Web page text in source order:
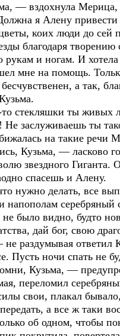
— вздохнула Мерица,
я Алену привести
коих люди до сей
благодаря
рукам и ногам. И
мне на помощь.
а так,
стекляшки ты живых
Не заслуживаешь ты
на такие речи
Кузьма, — ласково
звездного
спасешь и Алену.
нужно делать, все
серебряный
было видно, будто
дай бог, свою
раздумывая ответил
Пусть ночи спать не
Кузьма, —
переломил
свои, плакал
а все ж таки
об одном, чтобы